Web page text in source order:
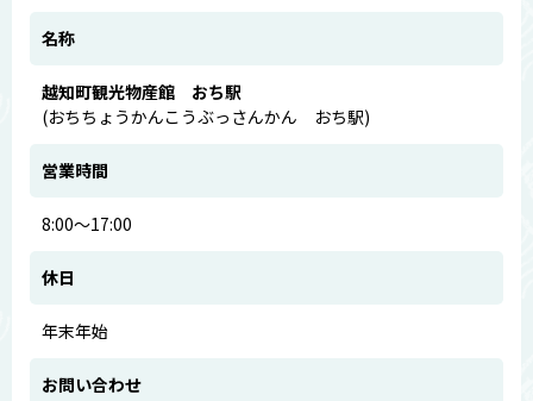
名称
越知町観光物産館 おち駅
(おちちょうかんこうぶっさんかん おち駅)
営業時間
8:00～17:00
休日
年末年始
お問い合わせ